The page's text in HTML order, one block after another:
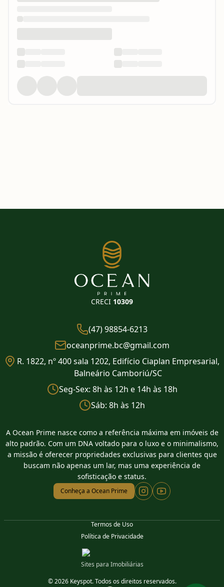
CRECI 10309
(47) 98854-6213
oceanprime.bc@gmail.com
R. 1822, nº 400 sala 1202, Edifício Ciaplan Empresarial,
Balneário Camboriú/SC
Seg-Sex: 8h às 12h e 14h às 18h
Sáb: 8h às 12h
A Ocean Prime nasce como a referência máxima em imóveis de
alto padrão. Com um DNA voltado para o luxo e o minimalismo,
a missão é oferecer propriedades exclusivas para clientes que
buscam não apenas um lar, mas uma experiência de
sofisticação e status.
Conheça a Ocean Prime
Termos de Uso
Política de Privacidade
Sites para Imobiliárias
© 2026 Keyspot. Todos os direitos reservados.